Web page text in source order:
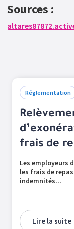
Sources :
Réglementation
frais de
Les employeurs
les frais de
indemnités...
Lire la suite